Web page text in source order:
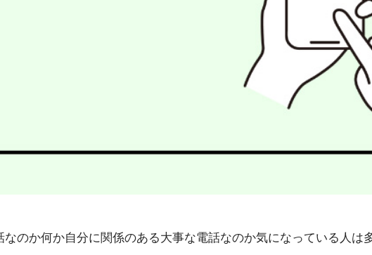
のか何か自分に関係のある大事な電話なのか気になっている人は